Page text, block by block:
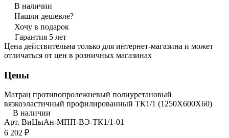
В наличии
Нашли дешевле?
Хочу в подарок
Гарантия 5 лет
Цена действительна только для интернет-магазина и может
отличаться от цен в розничных магазинах
Цены
Матрац противопролежневый полиуретановый
вязкоэластичный профилированный ТК1/1 (1250Х600Х60)
В наличии
Арт. ВиЦыАн-МПП-ВЭ-ТК1/1-01
6 202 ₽